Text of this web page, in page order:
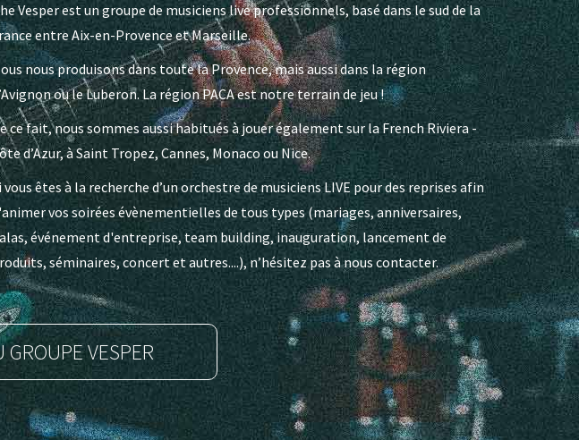
Vesper est un groupe de musiciens live professionnels, basé dans le sud de la
entre Aix-en-Provence et Marseille.
nous produisons dans toute la Provence, mais aussi dans la région
ou le Luberon. La région PACA est notre terrain de jeu !
ce fait, nous sommes aussi habitués à jouer également sur la French Riviera -
d’Azur, à Saint Tropez, Cannes, Monaco ou Nice.
vous êtes à la recherche d’un orchestre de musiciens LIVE pour des reprises afin
vos soirées évènementielles de tous types (mariages, anniversaires,
événement d'entreprise, team building, inauguration, lancement de
séminaires, concert et autres....), n’hésitez pas à nous contacter.
VESPER